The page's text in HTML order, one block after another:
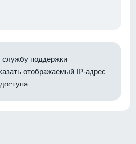
поддержки
отображаемый IP-адрес